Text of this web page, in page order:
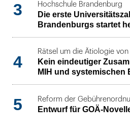
3
Hochschule Brandenburg
Die erste
Brandenburgs startet
4
Rätsel um die Ätiologie von
Kein eindeutiger
MIH und systemischen
5 Reform der
Entwurf für GOÄ-